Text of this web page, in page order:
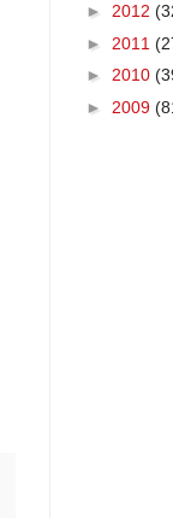
► 2012
► 2011
► 2010
► 2009